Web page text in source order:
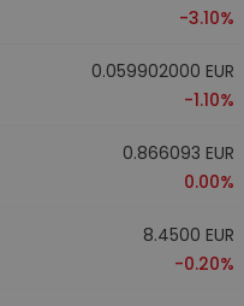
-3.10%
0.059902000 EUR
-1.10%
0.866093 EUR
0.00%
8.4500 EUR
-0.20%